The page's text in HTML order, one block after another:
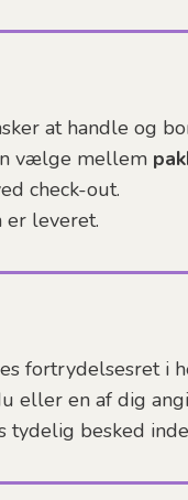
at handle og
vælge mellem
check-out.
er leveret.
fortrydelsesret i
eller en af dig
besked